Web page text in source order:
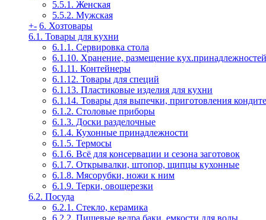
5.5.1. Женская
5.5.2. Мужская
+- 6. Хозтовары
6.1. Товары для кухни
6.1.1. Сервировка стола
6.1.10. Хранение, размещение кух.принадлежностей
6.1.11. Контейнеры
6.1.12. Товары для специй
6.1.13. Пластиковые изделия для кухни
6.1.14. Товары для выпечки, приготовления
6.1.2. Столовые приборы
6.1.3. Доски разделочные
6.1.4. Кухонные принадлежности
6.1.5. Термосы
6.1.6. Всё для консервации и сезона заготовок
6.1.7. Открывалки, штопор, щипцы кухонные
6.1.8. Мясорубки, ножи к ним
6.1.9. Терки, овощерезки
6.2. Посуда
6.2.1. Стекло, керамика
6.2.2. Пищевые ведра,баки, емкости для воды